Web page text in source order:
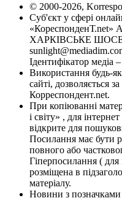
© 2000-2026,
Суб'єкт у сфері
«КореспонденТ.net»
ХАРКІВСЬКЕ ШОСЕ,
Ідентифікатор медіа
Використання будь-
сайті, дозволяється
Корреспондент.net.
При копіюванні
і світу» , для
відкрите для
Посилання має бути
повного або
Гіперпосилання (
розміщена в
матеріалу.
Новини з